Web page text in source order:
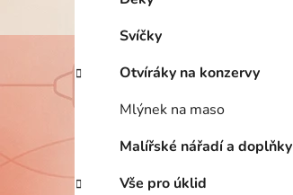
Svíčky
Otvíráky na konzervy
Mlýnek na maso
Malířské nářadí a doplňky
Vše pro úklid